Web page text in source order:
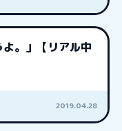
よ。」【リアル中
2019.04.28